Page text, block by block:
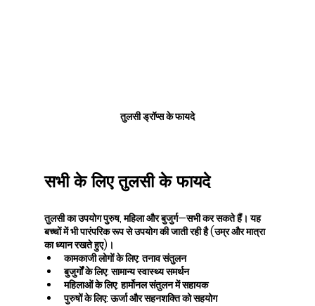
तुलसी ड्रॉप्स के फायदे
सभी के लिए तुलसी के फायदे
तुलसी का उपयोग पुरुष, महिला और बुजुर्ग—सभी कर सकते हैं। यह
बच्चों में भी पारंपरिक रूप से उपयोग की जाती रही है (उम्र और मात्रा
का ध्यान रखते हुए)।
कामकाजी लोगों के लिए: तनाव संतुलन
बुजुर्गों के लिए: सामान्य स्वास्थ्य समर्थन
महिलाओं के लिए: हार्मोनल संतुलन में सहायक
पुरुषों के लिए: ऊर्जा और सहनशक्ति को सहयोग